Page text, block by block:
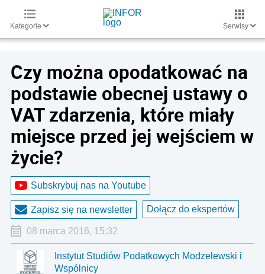
Kategorie Serwisy
Czy można opodatkować na
podstawie obecnej ustawy o
VAT zdarzenia, które miały
miejsce przed jej wejściem w
życie?
Subskrybuj nas na Youtube
Zapisz się na newsletter Dołącz do ekspertów
08 marca 2016, 15:32
Instytut Studiów Podatkowych Modzelewski i
Wspólnicy